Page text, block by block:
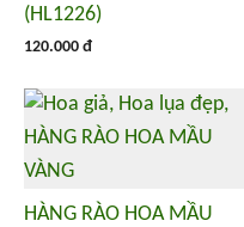
(HL1226)
120.000 đ
HÀNG RÀO HOA MẦU